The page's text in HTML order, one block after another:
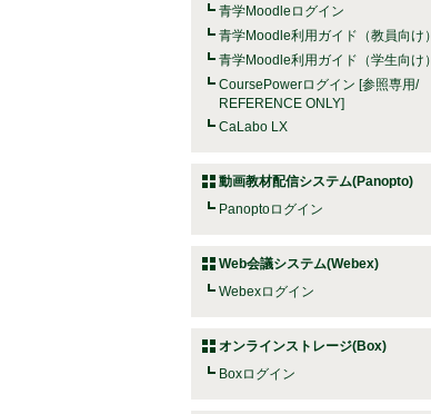
青学Moodleログイン
青学Moodle利用ガイド（教員向け）
青学Moodle利用ガイド（学生向け）
CoursePowerログイン [参照専用/
REFERENCE ONLY]
CaLabo LX
動画教材配信システム(Panopto)
Panoptoログイン
Web会議システム(Webex)
Webexログイン
オンラインストレージ(Box)
Boxログイン